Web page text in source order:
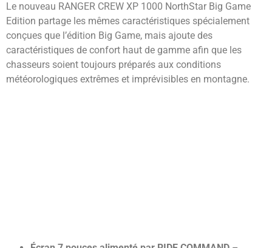
Le nouveau RANGER CREW XP 1000 NorthStar Big Game
Edition partage les mêmes caractéristiques spécialement
conçues que l’édition Big Game, mais ajoute des
caractéristiques de confort haut de gamme afin que les
chasseurs soient toujours préparés aux conditions
météorologiques extrêmes et imprévisibles en montagne.